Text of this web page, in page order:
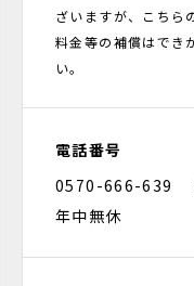
ざいますが、こちら
料金等の補償はでき
い。
電話番号
0570-666-639
年中無休